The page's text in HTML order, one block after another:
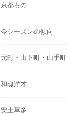
京都もの
今シーズンの傾向
元町・山下町・山手町
和魂洋才
安土草多